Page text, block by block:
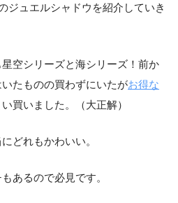
ジュエルシャドウを紹介していき
空シリーズと海シリーズ！前か
たものの買わずにいたがお得な
買いました。（大正解）
どれもかわいい。
あるので必見です。